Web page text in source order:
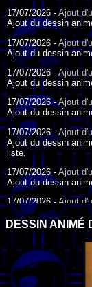
17/07/2026 -Ajout
Ajout du dessin
17/07/2026 - Ajout
Ajout du dessin
17/07/2026 -Ajout
Ajout du dessin
17/07/2026 -Ajout
Ajout du dessin
17/07/2026 - Ajout
Ajout du dessin
liste.
17/07/2026 -Ajout
Ajout du dessin
17/07/2026 - Ajout
Ajout du dessin
09/07/2026 -Ajout
Ajout du dessin
liste.
04/07/2026 -
Ajout
Ajout du dessin
DESSIN ANIMÉ